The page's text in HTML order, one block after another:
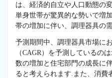
は、経済的自立や人口動態の
単身世帯が驚異的な勢いで増
帯の増加に伴い、調理器具の
予測期間中、調理器具市場に
（CAGR）を予測しているの
数の増加と住宅部門の成長に
ると考えられます.また、消費